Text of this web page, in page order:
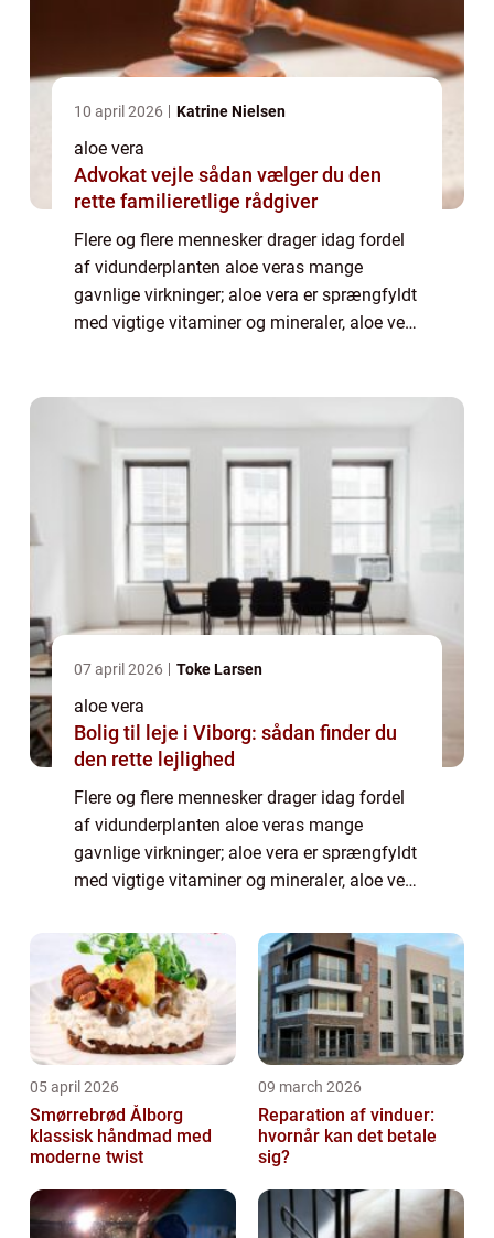
10 april 2026 Katrine Nielsen
aloe vera
Advokat vejle sådan vælger du den
rette familieretlige rådgiver
Flere og flere mennesker drager idag fordel
af vidunderplanten aloe veras mange
gavnlige virkninger; aloe vera er sprængfyldt
med vigtige vitaminer og mineraler, aloe vera
07 april 2026 Toke Larsen
aloe vera
Bolig til leje i Viborg: sådan finder du
den rette lejlighed
Flere og flere mennesker drager idag fordel
af vidunderplanten aloe veras mange
gavnlige virkninger; aloe vera er sprængfyldt
med vigtige vitaminer og mineraler, aloe vera
en god og afbalanceret tarmflora, ...
05 april 2026
Smørrebrød Ålborg
klassisk håndmad med
moderne twist
09 march 2026
Reparation af vinduer:
hvornår kan det betale
sig?